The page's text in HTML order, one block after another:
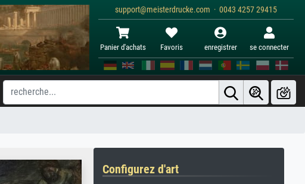
support@meisterdrucke.com · 0043 4257 29415
Panier d'achats Favoris enregistrer se connecter
Configurez d'art